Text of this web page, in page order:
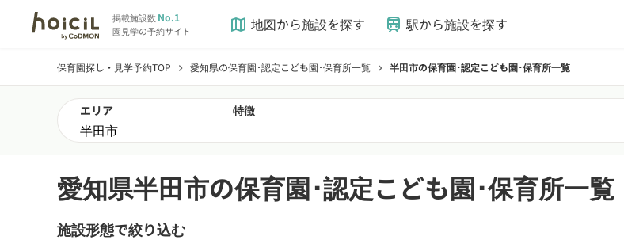
掲載施設数No.1
園見学の予約サイト map 地図から施設を探す train 駅から施設を探す
保育園探し・見学予約TOP chevron_right 愛知県の保育園･認定こども園･保育所一覧 chevron_right 半田市の保育園･認定こども園･保育所一覧
エリア 特徴
愛知県半田市の保育園･認定こども園･保育所一覧
施設形態で絞り込む